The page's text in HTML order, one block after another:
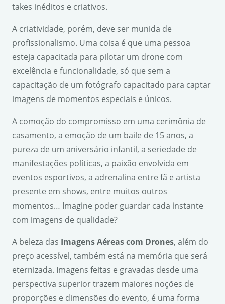
takes inéditos e criativos.
A criatividade, porém, deve ser munida de
profissionalismo. Uma coisa é que uma pessoa
esteja capacitada para pilotar um drone com
excelência e funcionalidade, só que sem a
capacitação de um fotógrafo capacitado para captar
imagens de momentos especiais e únicos.
A comoção do compromisso em uma cerimônia de
casamento, a emoção de um baile de 15 anos, a
pureza de um aniversário infantil, a seriedade de
manifestações políticas, a paixão envolvida em
eventos esportivos, a adrenalina entre fã e artista
presente em shows, entre muitos outros
momentos… Imagine poder guardar cada instante
com imagens de qualidade?
A beleza das Imagens Aéreas com Drones, além do
preço acessível, também está na memória que será
eternizada. Imagens feitas e gravadas desde uma
perspectiva superior trazem maiores noções de
proporções e dimensões do evento, é uma forma